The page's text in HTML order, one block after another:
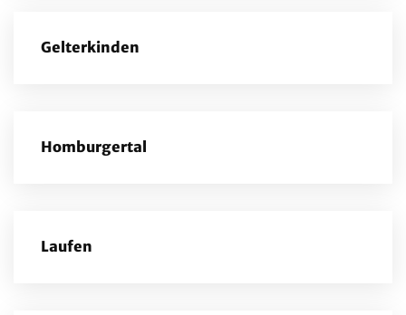
Gelterkinden
Homburgertal
Laufen